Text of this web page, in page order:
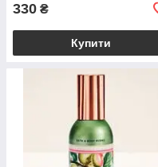
330 ₴
Купити